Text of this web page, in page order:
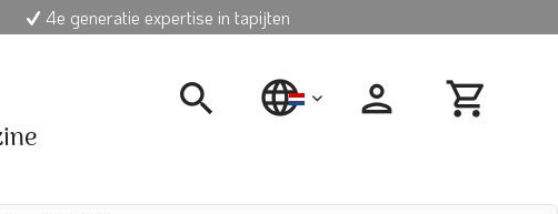
4e generatie expertise in tapijten
nederlands